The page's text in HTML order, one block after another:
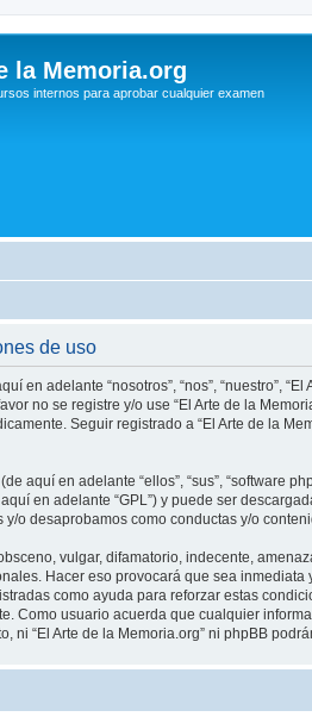
la Memoria.org
internos para aprobar cualquier examen
de uso
en adelante “nosotros”, “nos”, “nuestro”,
no se registre y/o use “El Arte de la
Seguir registrado a “El Arte de la
aquí en adelante “ellos”, “sus”, “software
aquí en adelante “GPL”) y puede ser
o desaprobamos como conductas y/o
vulgar, difamatorio, indecente,
Hacer eso provocará que sea
como ayuda para reforzar estas
Como usuario acuerda que cualquier
ni “El Arte de la Memoria.org” ni phpBB